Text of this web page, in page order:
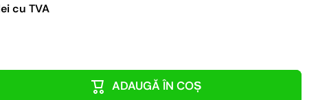
cu TVA
ADAUGĂ ÎN COȘ